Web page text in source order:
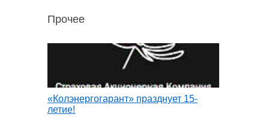
Прочее
«Колэнергогарант» празднует 15-
летие!